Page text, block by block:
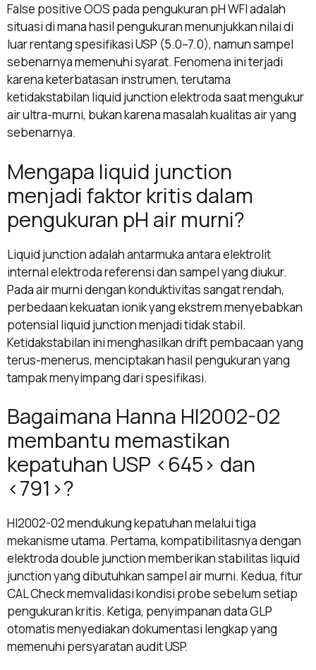
False positive OOS pada pengukuran pH WFI adalah
situasi di mana hasil pengukuran menunjukkan nilai di
luar rentang spesifikasi USP (5.0–7.0), namun sampel
sebenarnya memenuhi syarat. Fenomena ini terjadi
karena keterbatasan instrumen, terutama
ketidakstabilan liquid junction elektroda saat mengukur
air ultra-murni, bukan karena masalah kualitas air yang
sebenarnya.
Mengapa liquid junction
menjadi faktor kritis dalam
pengukuran pH air murni?
Liquid junction adalah antarmuka antara elektrolit
internal elektroda referensi dan sampel yang diukur.
Pada air murni dengan konduktivitas sangat rendah,
perbedaan kekuatan ionik yang ekstrem menyebabkan
potensial liquid junction menjadi tidak stabil.
Ketidakstabilan ini menghasilkan drift pembacaan yang
terus-menerus, menciptakan hasil pengukuran yang
tampak menyimpang dari spesifikasi.
Bagaimana Hanna HI2002-02
membantu memastikan
kepatuhan USP <645> dan
<791>?
HI2002-02 mendukung kepatuhan melalui tiga
mekanisme utama. Pertama, kompatibilitasnya dengan
elektroda double junction memberikan stabilitas liquid
junction yang dibutuhkan sampel air murni. Kedua, fitur
CAL Check memvalidasi kondisi probe sebelum setiap
pengukuran kritis. Ketiga, penyimpanan data GLP
otomatis menyediakan dokumentasi lengkap yang
memenuhi persyaratan audit USP.